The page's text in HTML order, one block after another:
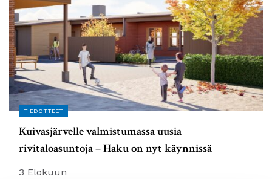
TIEDOTTEET
Kuivasjärvelle valmistumassa uusia
rivitaloasuntoja – Haku on nyt käynnissä
3 Elokuun